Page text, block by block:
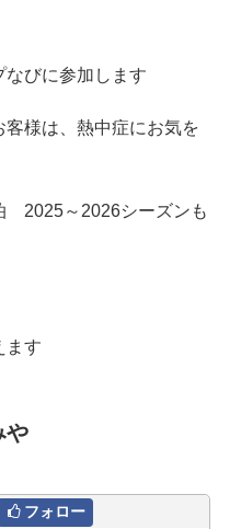
なびに参加します
様は、熱中症にお気を
2025～2026シーズンも
ます
や
フォロー